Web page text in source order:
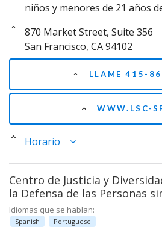
niños y menores de 21 años
870 Market Street, Suite 356
San Francisco, CA 94102
LLAME 415-
WWW.LSC-
Horario
Centro de Justicia y
la Defensa de las Personas
Idiomas que se hablan:
Spanish Portuguese